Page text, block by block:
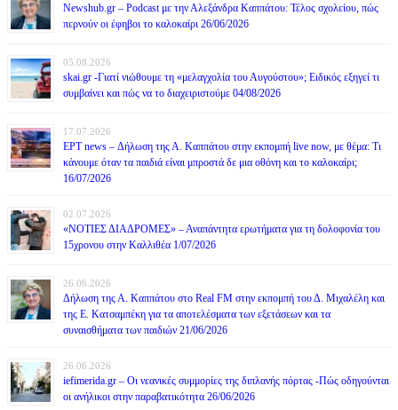
Newshub.gr – Podcast με την Αλεξάνδρα Καππάτου: Τέλος σχολείου, πώς
περνούν οι έφηβοι το καλοκαίρι 26/06/2026
05.08.2026
skai.gr -Γιατί νιώθουμε τη «μελαγχολία του Αυγούστου»; Ειδικός εξηγεί τι
συμβαίνει και πώς να το διαχειριστούμε 04/08/2026
17.07.2026
ΕΡΤ news – Δήλωση της Α. Καππάτου στην εκπομπή live now, με θέμα: Τι
κάνουμε όταν τα παιδιά είναι μπροστά δε μια οθόνη και το καλοκαίρι;
16/07/2026
02.07.2026
«ΝΟΤΙΕΣ ΔΙΑΔΡΟΜΕΣ» – Αναπάντητα ερωτήματα για τη δολοφονία του
15χρονου στην Καλλιθέα 1/07/2026
26.06.2026
Δήλωση της Α. Καππάτου στο Real FM στην εκπομπή του Δ. Μιχαλέλη και
της Ε. Κατσαμπέκη για τα αποτελέσματα των εξετάσεων και τα
συναισθήματα των παιδιών 21/06/2026
26.06.2026
iefimerida.gr – Οι νεανικές συμμορίες της διπλανής πόρτας -Πώς οδηγούνται
οι ανήλικοι στην παραβατικότητα 26/06/2026